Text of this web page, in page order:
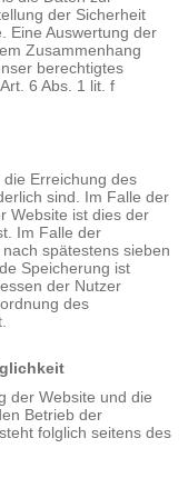
der Sicherheit
Eine Auswertung der
Zusammenhang
berechtigtes
6 Abs. 1 lit. f
Erreichung des
sind. Im Falle der
Website ist dies der
Im Falle der
spätestens sieben
Speicherung ist
der Nutzer
des
der Website und die
Betrieb der
folglich seitens des